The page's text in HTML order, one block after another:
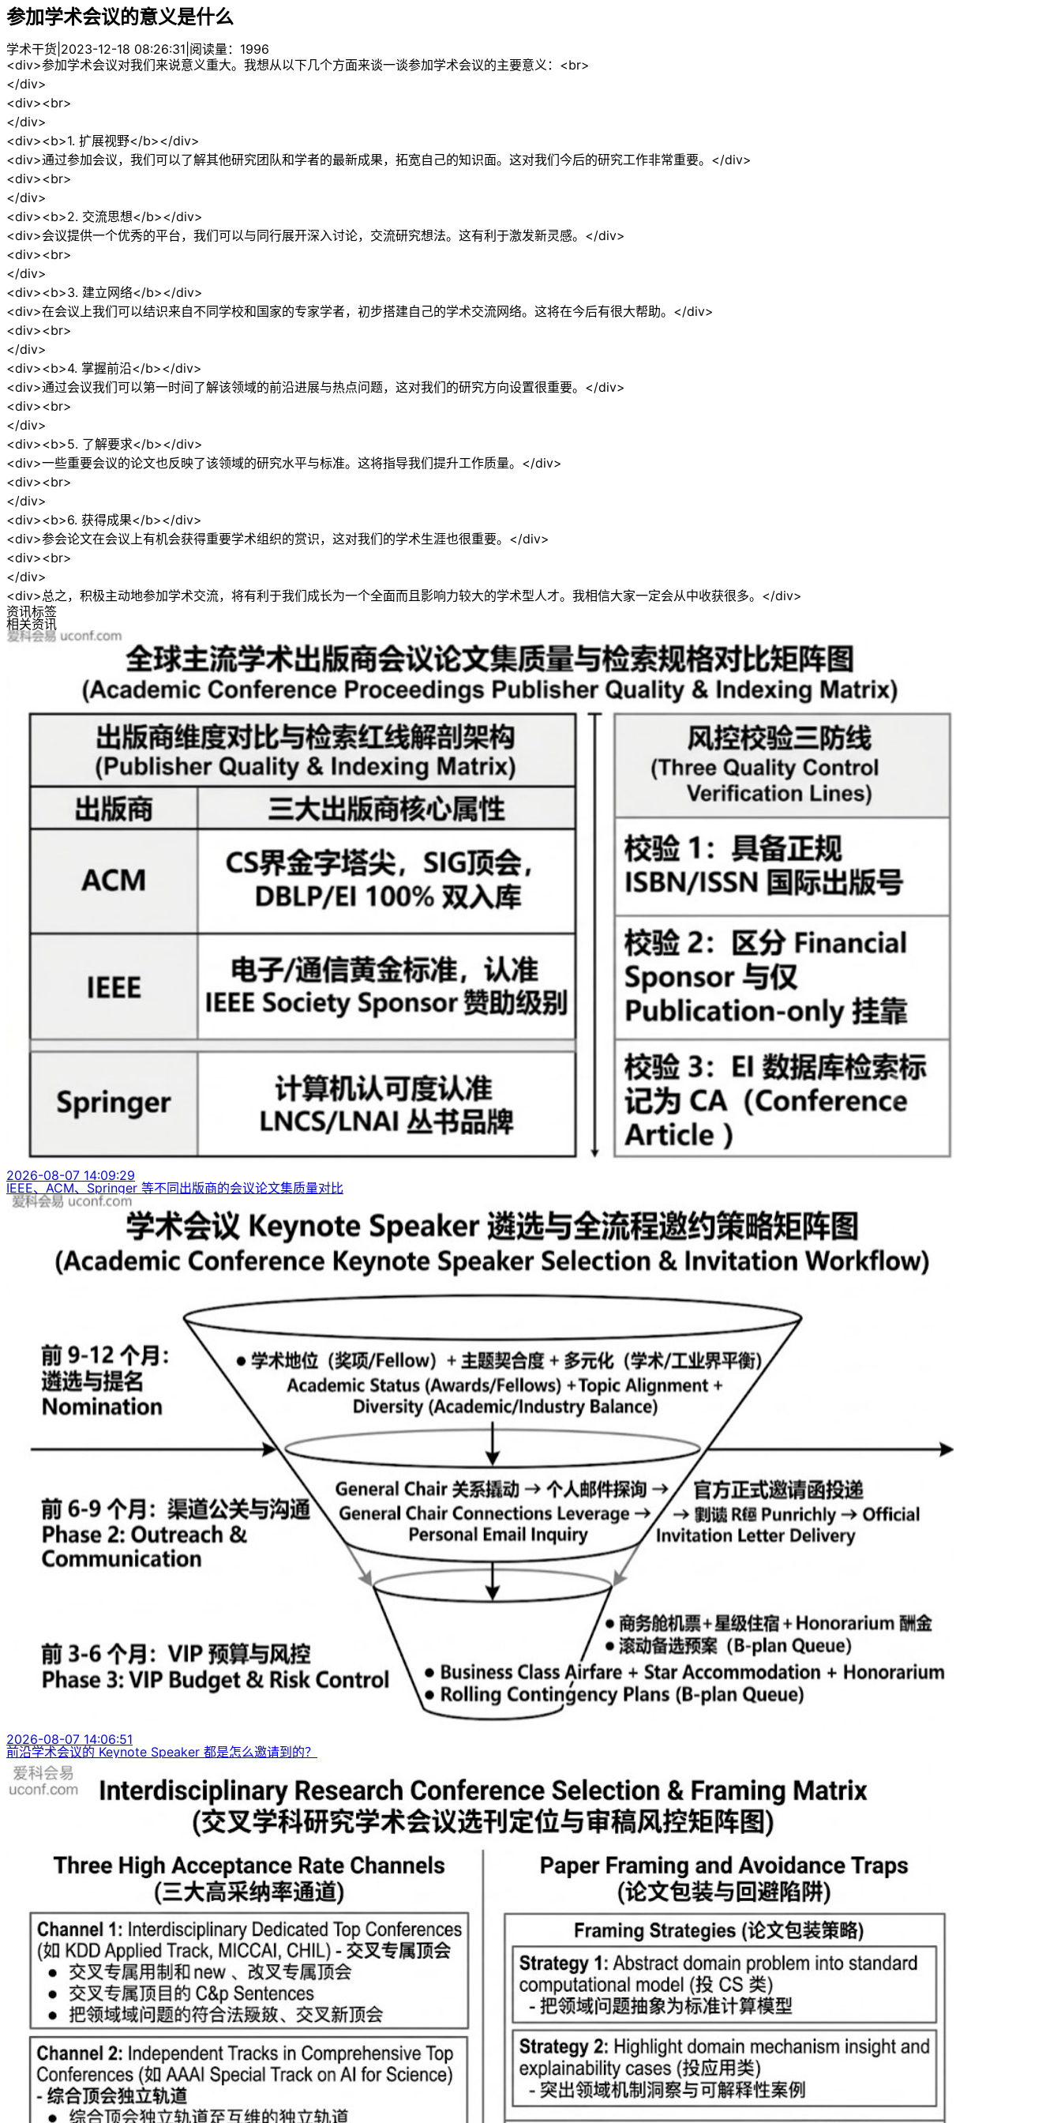
参加学术会议的意义是什么
学术干货 2023-12-18 08:26:31 阅读量：1996
<div>参加学术会议对我们来说意义重大。我想从以下几个方面来谈一谈参加学术会议的主要意义：<br>
</div>
<div><br>
</div>
<div><b>1. 扩展视野</b></div>
<div>通过参加会议，我们可以了解其他研究团队和学者的最新成果，拓宽自己的知识面。这对我们今后的研究工作非常重要。</div>
<div><br>
</div>
<div><b>2. 交流思想</b></div>
<div>会议提供一个优秀的平台，我们可以与同行展开深入讨论，交流研究想法。这有利于激发新灵感。</div>
<div><br>
</div>
<div><b>3. 建立网络</b></div>
<div>在会议上我们可以结识来自不同学校和国家的专家学者，初步搭建自己的学术交流网络。这将在今后有很大帮助。</div>
<div><br>
</div>
<div><b>4. 掌握前沿</b></div>
<div>通过会议我们可以第一时间了解该领域的前沿进展与热点问题，这对我们的研究方向设置很重要。</div>
<div><br>
</div>
<div><b>5. 了解要求</b></div>
<div>一些重要会议的论文也反映了该领域的研究水平与标准。这将指导我们提升工作质量。</div>
<div><br>
</div>
<div><b>6. 获得成果</b></div>
<div>参会论文在会议上有机会获得重要学术组织的赏识，这对我们的学术生涯也很重要。</div>
<div><br>
</div>
<div>总之，积极主动地参加学术交流，将有利于我们成长为一个全面而且影响力较大的学术型人才。我相信大家一定会从中收获很多。</div>
资讯标签
相关资讯
2026-08-07 14:09:29
IEEE、ACM、Springer 等不同出版商的会议论文集质量对比
2026-08-07 14:06:51
前沿学术会议的 Keynote Speaker 都是怎么邀请到的？